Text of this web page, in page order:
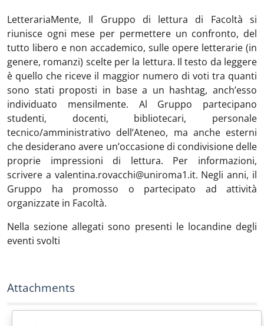
LetterariaMente, Il Gruppo di lettura di Facoltà si
riunisce ogni mese per permettere un confronto, del
tutto libero e non accademico, sulle opere letterarie (in
genere, romanzi) scelte per la lettura. Il testo da leggere
è quello che riceve il maggior numero di voti tra quanti
sono stati proposti in base a un hashtag, anch’esso
individuato mensilmente. Al Gruppo partecipano
studenti, docenti, bibliotecari, personale
tecnico/amministrativo dell’Ateneo, ma anche esterni
che desiderano avere un’occasione di condivisione delle
proprie impressioni di lettura. Per informazioni,
scrivere a valentina.rovacchi@uniroma1.it. Negli anni, il
Gruppo ha promosso o partecipato ad attività
organizzate in Facoltà.
Nella sezione allegati sono presenti le locandine degli
eventi svolti
Attachments